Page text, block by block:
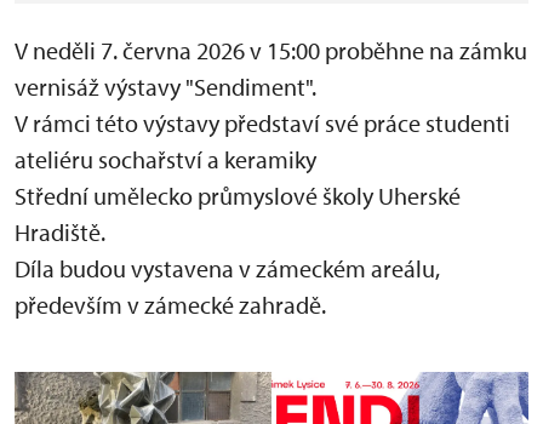
V neděli 7. června 2026 v 15:00 proběhne na zámku
vernisáž výstavy "Sendiment".
V rámci této výstavy představí své práce studenti
ateliéru sochařství a keramiky
Střední umělecko průmyslové školy Uherské
Hradiště.
Díla budou vystavena v zámeckém areálu,
především v zámecké zahradě.